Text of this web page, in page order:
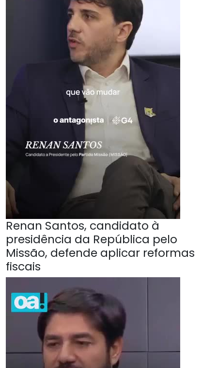
Renan Santos, candidato à
presidência da República pelo
Missão, defende aplicar reformas
fiscais